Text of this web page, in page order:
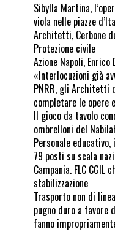
Sibylla Martina,
viola nelle piazze
Architetti, Cerbone
Protezione civile
Azione Napoli,
«Interlocuzioni già
PNRR, gli Architetti
completare le opere
Il gioco da tavolo
ombrelloni del
Personale
79 posti su scala
Campania. FLC
stabilizzazione
Trasporto non di
pugno duro a favore
fanno